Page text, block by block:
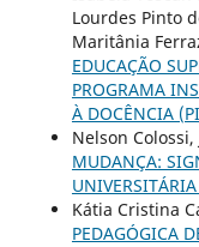
Lourdes Pinto
Maritânia
EDUCAÇÃO
PROGRAMA
À DOCÊNCIA
Nelson
MUDANÇA:
UNIVERSITÁRIA
Kátia Cristina
PEDAGÓGICA